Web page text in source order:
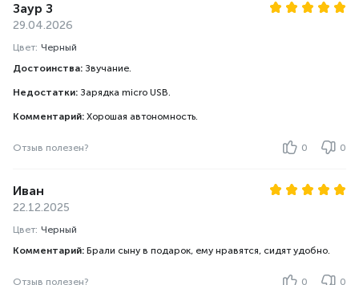
Заур З
29.04.2026
Цвет: Черный
Достоинства: Звучание.
Недостатки: Зарядка micro USB.
Комментарий: Хорошая автономность.
Отзыв полезен? 0 0
Иван
22.12.2025
Цвет: Черный
Комментарий: Брали сыну в подарок, ему нравятся, сидят удобно.
Отзыв полезен? 0 0